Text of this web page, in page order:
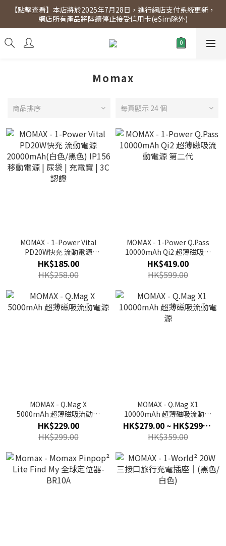
【點擊查看】會員專享 星期三全單95折!!!（優惠期至2026年12月
31日）。滿$300即免運費。
【點擊查看】本店將於2025年7月28日，進行網店支付系統更新，
網店所有產品將陸續停止接受信用卡(eSim除外)
【點擊查看】會員專享 星期三全單95折!!!（優惠期至2026年12月
31日）。滿$300即免運費。
Momax
商品排序 每頁顯示 24 個
MOMAX - 1-Power Vital
PD20W快充 流動電源
20000mAh(白色/黑色)
IP156移動電源 | 尿袋 | 充電
寶 | 3C認證
HK$185.00
HK$258.00
MOMAX - 1-Power Q.Pass
10000mAh Qi2 超薄磁吸流
動電源 第二代
HK$419.00
HK$599.00
MOMAX - Q.Mag X
5000mAh 超薄磁吸流動電
源
HK$229.00
HK$299.00
MOMAX - Q.Mag X1
10000mAh 超薄磁吸流動電
源
HK$279.00 ~ HK$299.00
HK$359.00